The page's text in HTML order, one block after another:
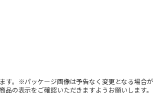
す。※パッケージ画像は予告なく変更となる場合
の表示をご確認いただきますようお願いします。